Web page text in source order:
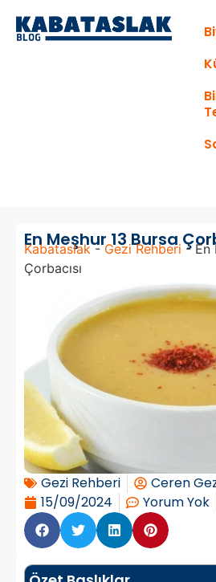
En Meşhur 13 Bursa
Kabataslak-Gezi Rehberi -En
Çorbacısı
Gezi Rehberi
Ceren
15/09/2024
Yorum Yok